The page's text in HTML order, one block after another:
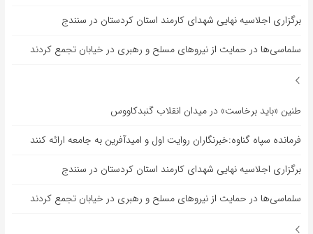
برگزاری اجلاسیه نهایی شهدای کارمند استان کردستان در سنندج
سلماسی‌ها در حمایت از نیروهای مسلح و رهبری در خیابان تجمع کردند
طنین «باید برخاست» در میدان انقلاب گنبدکاووس
فرمانده سپاه گناوه:خبرنگاران روایت اول و امیدآفرین به جامعه ارائه کنند
برگزاری اجلاسیه نهایی شهدای کارمند استان کردستان در سنندج
سلماسی‌ها در حمایت از نیروهای مسلح و رهبری در خیابان تجمع کردند